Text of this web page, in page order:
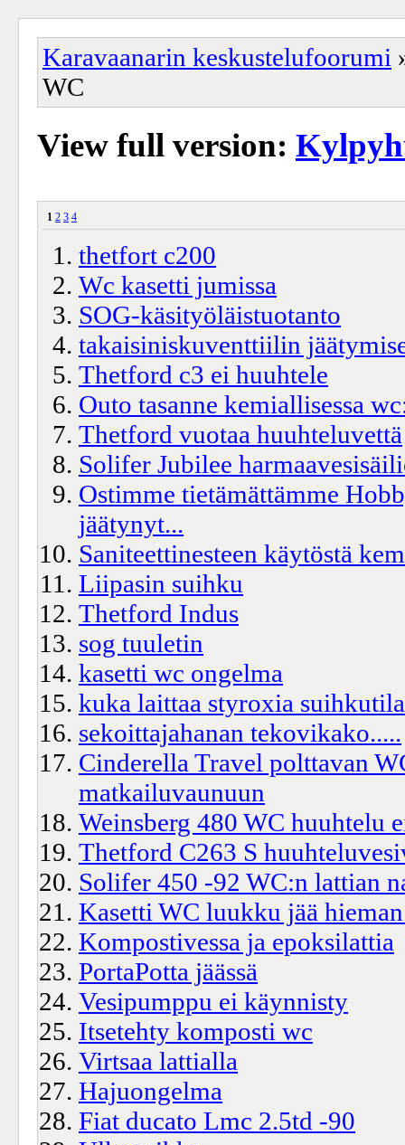
Karavaanarin keskustelufoorumi
WC
View full version:
1 2 3 4
thetfort c200
Wc kasetti jumissa
SOG-käsityöläistuotanto
takaisiniskuventtiilin
Thetford c3 ei huuhtele
Outo tasanne kemiallisessa
Thetford vuotaa huuhteluvettä
Solifer Jubilee
Ostimme tietämättämme
jäätynyt...
Saniteettinesteen käytöstä
Liipasin suihku
Thetford Indus
sog tuuletin
kasetti wc ongelma
kuka laittaa styroxia
sekoittajahanan tekovikako.....
Cinderella Travel polttavan
matkailuvaunuun
Weinsberg 480 WC huuhtelu
Thetford C263 S
Solifer 450 -92 WC:n lattian
Kasetti WC luukku jää
Kompostivessa ja epoksilattia
PortaPotta jäässä
Vesipumppu ei käynnisty
Itsetehty komposti wc
Virtsaa lattialla
Hajuongelma
Fiat ducato Lmc 2.5td -90